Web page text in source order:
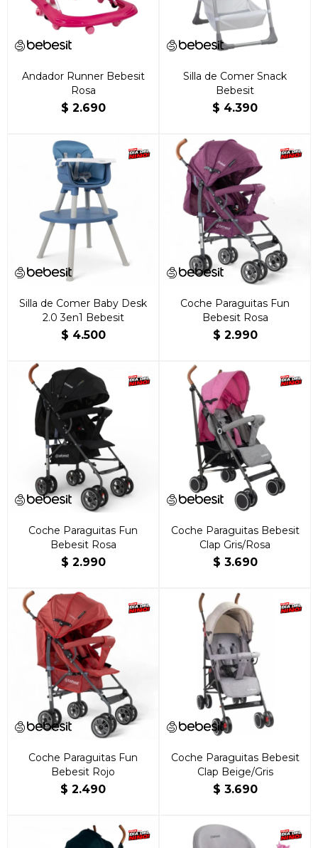
Andador Runner Bebesit
Rosa
$ 2.690
Silla de Comer Snack
Bebesit
$ 4.390
Silla de Comer Baby Desk
2.0 3en1 Bebesit
$ 4.500
Coche Paraguitas Fun
Bebesit Rosa
$ 2.990
Coche Paraguitas Fun
Bebesit Rosa
$ 2.990
Coche Paraguitas Bebesit
Clap Gris/Rosa
$ 3.690
Coche Paraguitas Fun
Bebesit Rojo
$ 2.490
Coche Paraguitas Bebesit
Clap Beige/Gris
$ 3.690